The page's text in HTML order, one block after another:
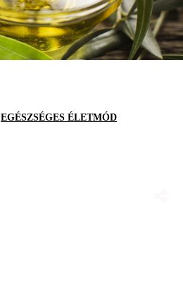
EGÉSZSÉGES ÉLETMÓD